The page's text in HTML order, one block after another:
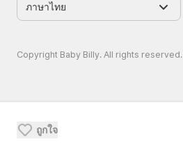
ถูกใจ
Copyright Baby Billy. All rights reserved.